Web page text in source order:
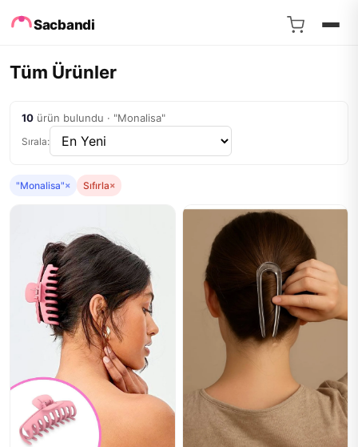
Sacbandi
Tüm Ürünler
10 ürün bulundu · "Monalisa"
Sırala:
"Monalisa"× Sıfırla×